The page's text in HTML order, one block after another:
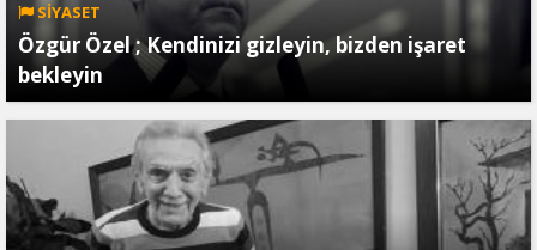
SİYASET
Özgür Özel ; Kendinizi gizleyin, bizden işaret
bekleyin